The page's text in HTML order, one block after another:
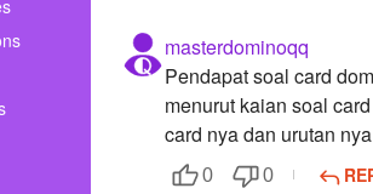
masterdominoqq
Pendapat soal card
menurut kaian soal
card nya dan urutan
0 0